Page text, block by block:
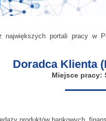
portali pracy w
Doradca Klienta
Miejsce pracy: